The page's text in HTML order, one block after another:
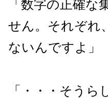
「数字の正確
せん。それぞれ
ないんですよ」
「・・・そうら